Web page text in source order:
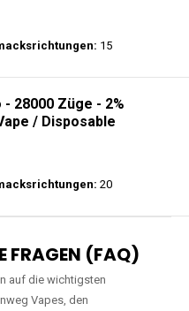
15
28000 Züge - 2%
/ Disposable
20
FRAGEN (FAQ)
auf die wichtigsten
Vapes, den